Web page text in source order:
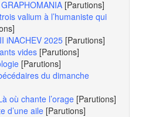
[Parutions]
valium à l’humaniste qui
iNACHEV 2025 [Parutions]
vides [Parutions]
[Parutions]
du dimanche
où chante l’orage [Parutions]
d’une aile [Parutions]